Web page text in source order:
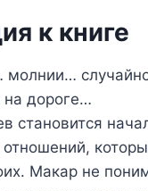
к книге
молнии…
на дороге…
становится
Макар не